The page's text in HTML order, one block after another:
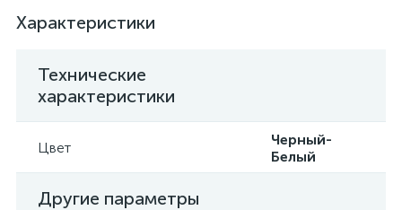
Характеристики
Технические
характеристики
Цвет
Черный-
Белый
Другие параметры